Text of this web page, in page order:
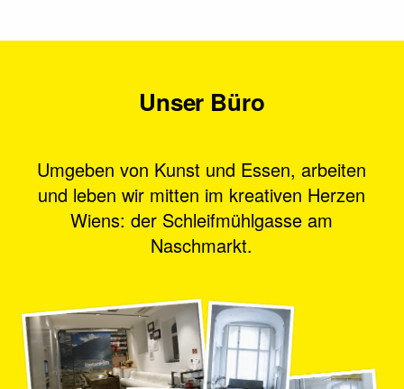
Unser Büro
Umgeben von Kunst und Essen, arbeiten
und leben wir mitten im kreativen Herzen
Wiens: der Schleifmühlgasse am
Naschmarkt.